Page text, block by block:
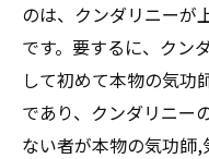
のは、クンダリニーが
です。要するに、クン
して初めて本物の気功
であり、クンダリニー
ない者が本物の気功師